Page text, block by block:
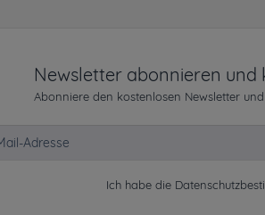
Newsletter abonnieren und
Abonniere den kostenlosen Newsletter
Ich habe die